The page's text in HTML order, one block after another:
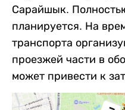
Сарайшык.
планируется. На
транспорта
проезжей части в
может привести к